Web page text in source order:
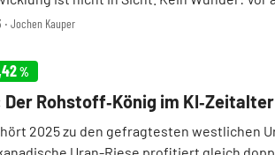
‧ Jochen Kauperbenötigen für ihre
%
Der Rohstoff‑König im KI‑Zeitalter
2025 zu den gefragtesten westlichen
Uran-Riese profitiert gleich